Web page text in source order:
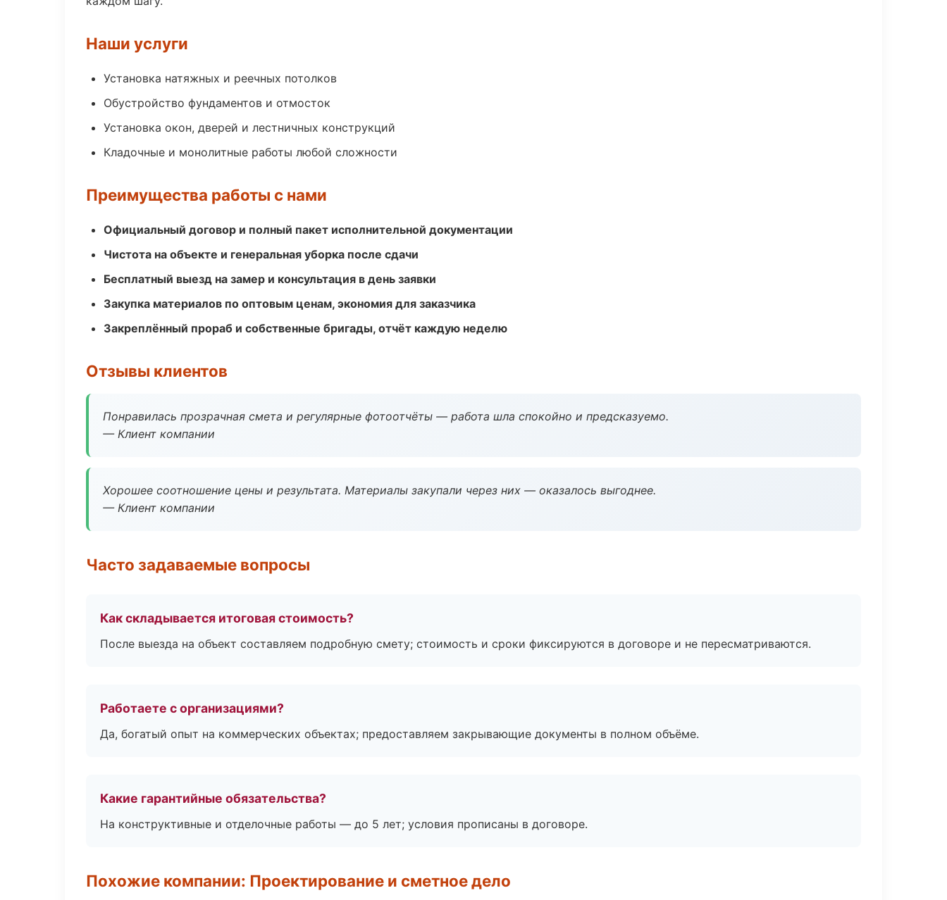
Наши услуги
Установка натяжных и реечных потолков
Обустройство фундаментов и отмосток
Установка окон, дверей и лестничных конструкций
Кладочные и монолитные работы любой сложности
Преимущества работы с нами
Официальный договор и полный пакет исполнительной документации
Чистота на объекте и генеральная уборка после сдачи
Бесплатный выезд на замер и консультация в день заявки
Закупка материалов по оптовым ценам, экономия для заказчика
Закреплённый прораб и собственные бригады, отчёт каждую неделю
Отзывы клиентов
Понравилась прозрачная смета и регулярные фотоотчёты — работа шла спокойно и предсказуемо.
— Клиент компании
Хорошее соотношение цены и результата. Материалы закупали через них — оказалось выгоднее.
— Клиент компании
Часто задаваемые вопросы
Как складывается итоговая стоимость?
После выезда на объект составляем подробную смету; стоимость и сроки фиксируются в договоре и не пересматриваются.
Работаете с организациями?
Да, богатый опыт на коммерческих объектах; предоставляем закрывающие документы в полном объёме.
Какие гарантийные обязательства?
На конструктивные и отделочные работы — до 5 лет; условия прописаны в договоре.
Похожие компании: Проектирование и сметное дело